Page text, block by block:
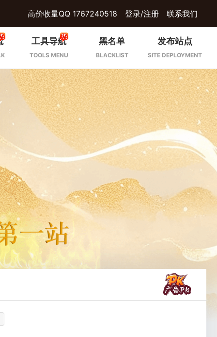
高价收量QQ 1767240518 登录/注册 联系我们
工具导航
TOOLS MENU
黑名单
BLACKLIST
发布站点
SITE DEPLOYMENT